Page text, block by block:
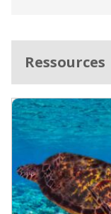
Ressources